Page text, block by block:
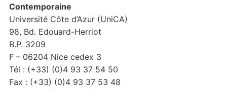
Contemporaine
Université Côte d’Azur (UniCA)
98, Bd. Edouard-Herriot
B.P. 3209
F – 06204 Nice cedex 3
Tél : (+33) (0)4 93 37 54 50
Fax : (+33) (0)4 93 37 53 48